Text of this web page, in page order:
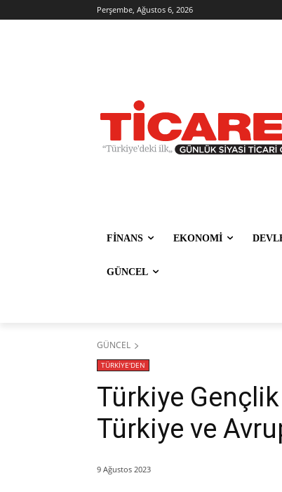
Perşembe, Ağustos 6, 2026
FİNANS EKONOMİ
GÜNCEL
GÜNCEL
TÜRKİYE'DEN
Türkiye
Türkiye ve
9 Ağustos 2023